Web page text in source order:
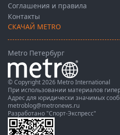
Соглашения и правила
Контакты
СКАЧАЙ METRO
Metro Петербург
© Copyright 2026 Metro International
При использовании материалов
Адрес для юридически значимых
metroblog@metronews.ru
Разработано "Спорт-Экспресс"